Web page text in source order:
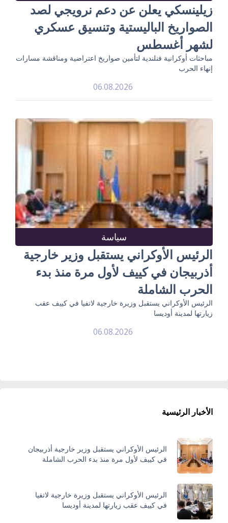
زيلينسكي يعلن عن دعم نرويجي لصد
الصواريخ الباليستية وتنسيق عسكري
لشهر أغسطس
مباحثات أوكرانية فنلندية لتأمين صواريخ اعتراضية ومناقشة مسارات
إنهاء الحرب
06.08.2026
سياسة
الرئيس الأوكراني يستقبل وزير خارجية
أذربيجان في كييف لأول مرة منذ بدء
الحرب الشاملة
الرئيس الأوكراني يستقبل وزيرة خارجية لاتفيا في كييف عقب
زيارتها لمدينة أوديسا
06.08.2026
الأخبار الرئيسية
الرئيس الأوكراني يستقبل وزير خارجية أذربيجان
في كييف لأول مرة منذ بدء الحرب الشاملة
الرئيس الأوكراني يستقبل وزيرة خارجية لاتفيا
في كييف عقب زيارتها لمدينة أوديسا